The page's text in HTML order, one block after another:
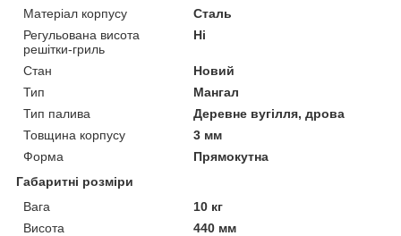
Матеріал корпусу
Сталь
Регульована висота
решітки-гриль
Ні
Стан
Новий
Тип
Мангал
Тип палива
Деревне вугілля, дрова
Товщина корпусу
3 мм
Форма
Прямокутна
Габаритні розміри
Вага
10 кг
Висота
440 мм